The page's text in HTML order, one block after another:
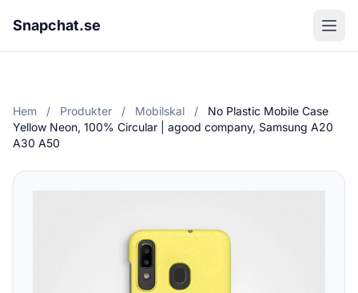
Snapchat.se
Hem / Produkter / Mobilskal /
No Plastic Mobile Case
Yellow Neon, 100% Circular | agood company, Samsung A20
A30 A50